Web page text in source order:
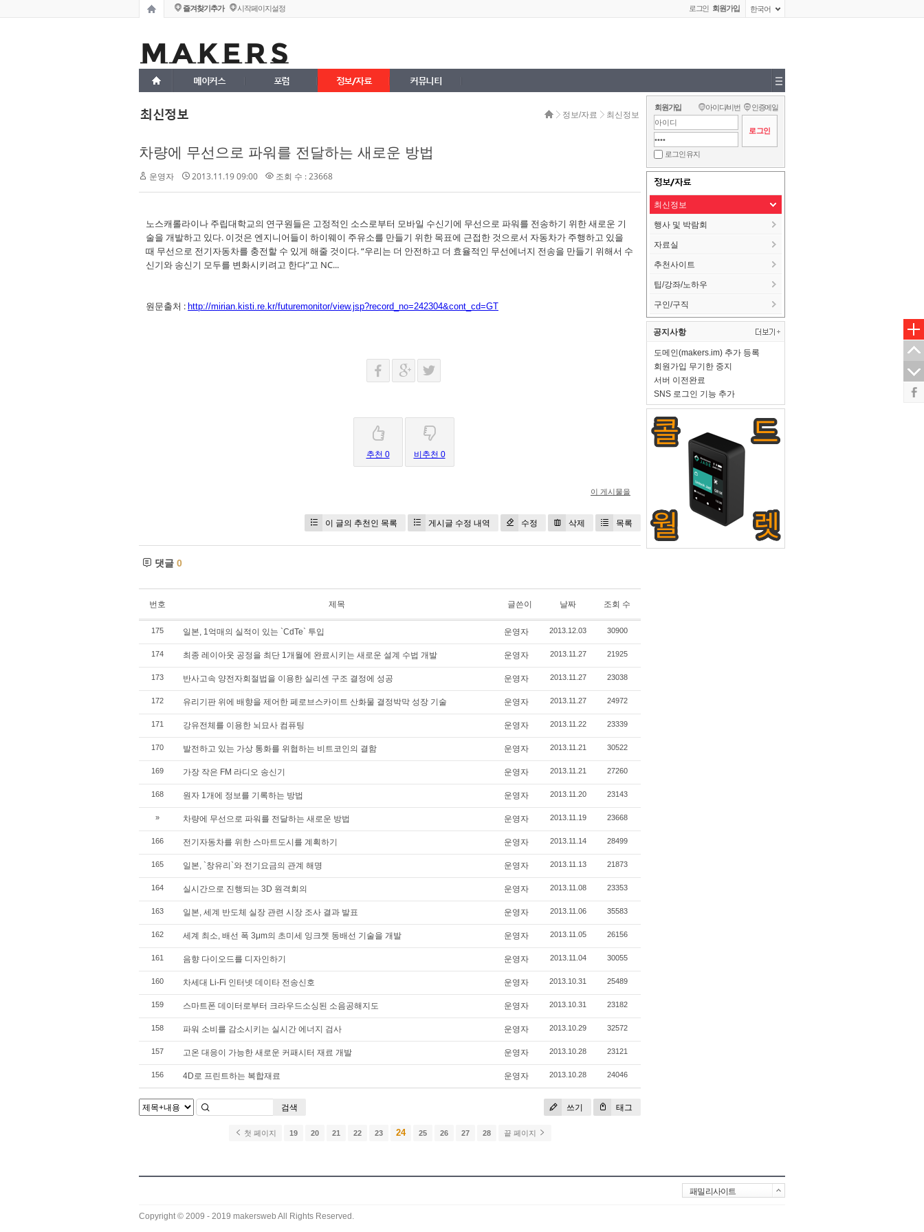
즐겨찾기추가 시작페이지설정 로그인 회원가입 한국어
메이커스 포럼 정보/자료 커뮤니티
최신정보 정보/자료 최신정보
차량에 무선으로 파워를 전달하는 새로운 방법
운영자 2013.11.19 09:00 조회 수 : 23668
노스캐롤라이나 주립대학교의 연구원들은 고정적인 소스로부터 모바일 수신기에 무선으로 파워를 전송하기 위한 새로운 기
술을 개발하고 있다. 이것은 엔지니어들이 하이웨이 주유소를 만들기 위한 목표에 근접한 것으로서 자동차가 주행하고 있을
때 무선으로 전기자동차를 충전할 수 있게 해줄 것이다. “우리는 더 안전하고 더 효율적인 무선에너지 전송을 만들기 위해서 수
신기와 송신기 모두를 변화시키려고 한다”고 NC...
원문출처 : http://mirian.kisti.re.kr/futuremonitor/view.jsp?record_no=242304&cont_cd=GT
추천 0 비추천 0
이 게시물을
이 글의 추천인 목록 게시글 수정 내역 수정 삭제 목록
댓글 0
번호 제목 글쓴이 날짜 조회 수
175 일본, 1억매의 실적이 있는 `CdTe` 투입 운영자 2013.12.03 30900
174 최종 레이아웃 공정을 최단 1개월에 완료시키는 새로운 설계 수법 개발 운영자 2013.11.27 21925
173 반사고속 양전자회절법을 이용한 실리센 구조 결정에 성공 운영자 2013.11.27 23038
172 유리기판 위에 배향을 제어한 페로브스카이트 산화물 결정박막 성장 기술 운영자 2013.11.27 24972
171 강유전체를 이용한 뇌묘사 컴퓨팅 운영자 2013.11.22 23339
170 발전하고 있는 가상 통화를 위협하는 비트코인의 결함 운영자 2013.11.21 30522
169 가장 작은 FM 라디오 송신기 운영자 2013.11.21 27260
168 원자 1개에 정보를 기록하는 방법 운영자 2013.11.20 23143
» 차량에 무선으로 파워를 전달하는 새로운 방법 운영자 2013.11.19 23668
166 전기자동차를 위한 스마트도시를 계획하기 운영자 2013.11.14 28499
165 일본, `창유리`와 전기요금의 관계 해명 운영자 2013.11.13 21873
164 실시간으로 진행되는 3D 원격회의 운영자 2013.11.08 23353
163 일본, 세계 반도체 실장 관련 시장 조사 결과 발표 운영자 2013.11.06 35583
162 세계 최소, 배선 폭 3μm의 초미세 잉크젯 동배선 기술을 개발 운영자 2013.11.05 26156
161 음향 다이오드를 디자인하기 운영자 2013.11.04 30055
160 차세대 Li-Fi 인터넷 데이타 전송신호 운영자 2013.10.31 25489
159 스마트폰 데이터로부터 크라우드소싱된 소음공해지도 운영자 2013.10.31 23182
158 파워 소비를 감소시키는 실시간 에너지 검사 운영자 2013.10.29 32572
157 고온 대응이 가능한 새로운 커패시터 재료 개발 운영자 2013.10.28 23121
156 4D로 프린트하는 복합재료 운영자 2013.10.28 24046
쓰기 태그
검색
첫 페이지 19 20 21 22 23 24 25 26 27 28 끝 페이지
회원가입 아이디/비번 인증메일
로그인 유지
정보/자료
최신정보
행사 및 박람회
자료실
추천사이트
팁/강좌/노하우
구인/구직
공지사항
도메인(makers.im) 추가 등록
회원가입 무기한 중지
서버 이전완료
SNS 로그인 기능 추가
패밀리사이트
Copyright © 2009 - 2019 makersweb All Rights Reserved.